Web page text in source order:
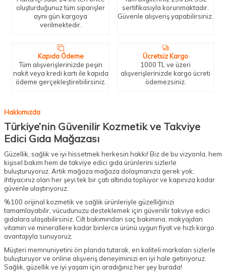
oluşturduğunuz tüm siparişler
aynı gün kargoya
verilmektedir.
sertifikasıyla korunmaktadır.
Güvenle alışveriş yapabilirsiniz.
Kapıda Ödeme
Tüm alışverişlerinizde peşin
nakit veya kredi kartı ile kapıda
ödeme gerçekleştirebilirsiniz.
Ücretsiz Kargo
1000 TL ve üzeri
alışverişlerinizde kargo ücreti
ödemezsiniz.
Hakkımızda
Türkiye’nin Güvenilir Kozmetik ve Takviye
Edici Gıda Mağazası
Güzellik, sağlık ve iyi hissetmek herkesin hakkı! Biz de bu vizyonla, hem
kişisel bakım hem de takviye edici gıda ürünlerini sizlerle
buluşturuyoruz. Artık mağaza mağaza dolaşmanıza gerek yok;
ihtiyacınız olan her şeyi tek bir çatı altında topluyor ve kapınıza kadar
güvenle ulaştırıyoruz.
%100 orijinal kozmetik ve sağlık ürünleriyle güzelliğinizi
tamamlayabilir, vücudunuzu desteklemek için güvenilir takviye edici
gıdalara ulaşabilirsiniz. Cilt bakımından saç bakımına, makyajdan
vitamin ve minerallere kadar binlerce ürünü uygun fiyat ve hızlı kargo
avantajıyla sunuyoruz.
Müşteri memnuniyetini ön planda tutarak, en kaliteli markaları sizlerle
buluşturuyor ve online alışveriş deneyiminizi en iyi hale getiriyoruz.
Sağlık, güzellik ve iyi yaşam için aradığınız her şey burada!